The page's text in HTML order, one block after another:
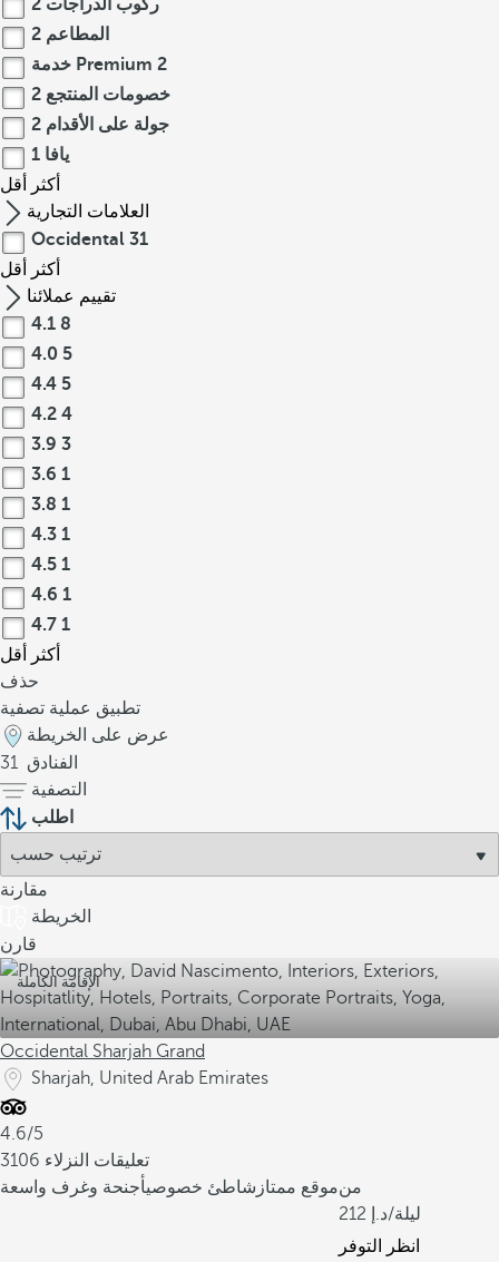
ركوب الدراجات 2
المطاعم 2
خدمة Premium 2
خصومات المنتجع 2
جولة على الأقدام 2
يافا 1
أكثر
أقل
العلامات التجارية
Occidental 31
أكثر
أقل
تقييم عملائنا
4.1 8
4.0 5
4.4 5
4.2 4
3.9 3
3.6 1
3.8 1
4.3 1
4.5 1
4.6 1
4.7 1
أكثر
أقل
حذف
تطبيق عملية تصفية
عرض على الخريطة
31 الفنادق
التصفية
اطلب
مقارنة
الخريطة
قارن
الإقامة الكاملة
Occidental Sharjah Grand
Sharjah, United Arab Emirates
4.6/5
3106 تعليقات النزلاء
موقع ممتاز شاطئ خصوصيأجنحة وغرف واسعة
من
212
/ليلة
انظر التوفر